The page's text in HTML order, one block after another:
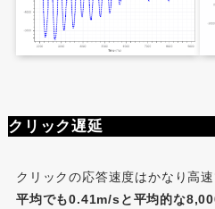
クリック遅延
クリックの応答速度はかなり高
平均でも0.41m/sと平均的な